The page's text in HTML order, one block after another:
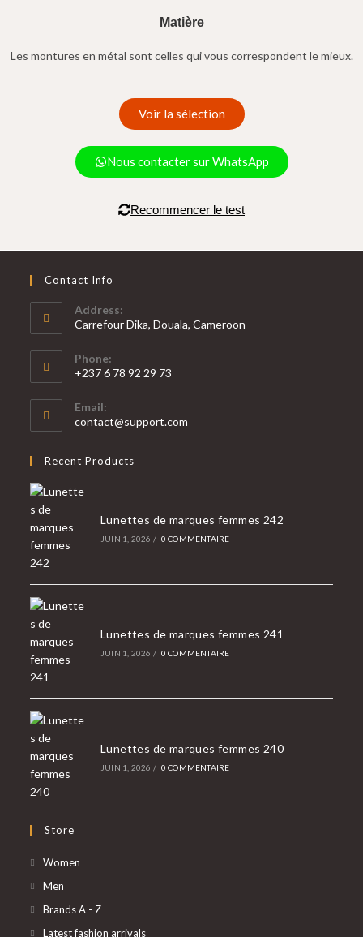
Matière
Les montures en métal sont celles qui vous correspondent le mieux.
Voir la sélection
Nous contacter sur WhatsApp
Recommencer le test
Contact Info
Address:
Carrefour Dika, Douala, Cameroon
Phone:
+237 6 78 92 29 73
Email:
contact@support.com
Recent Products
Lunettes de marques femmes 242
JUIN 1, 2026 / 0 COMMENTAIRE
Lunettes de marques femmes 241
JUIN 1, 2026 / 0 COMMENTAIRE
Lunettes de marques femmes 240
JUIN 1, 2026 / 0 COMMENTAIRE
Store
Women
Men
Brands A - Z
Latest fashion arrivals